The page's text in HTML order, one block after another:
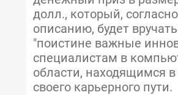
долл., который, согласно
описанию, будет
"поистине важные
специалистам в
области, находящимся
своего карьерного пути.